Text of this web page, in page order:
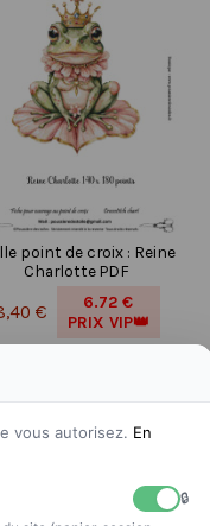
point de croix : Reine
Charlotte PDF
€
6.72 €
PRIX VIP👑
vous autorisez. En
🔒